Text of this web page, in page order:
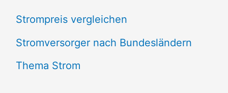
h
e
n
Strompreis vergleichen
Stromversorger nach Bundesländern
Thema Strom